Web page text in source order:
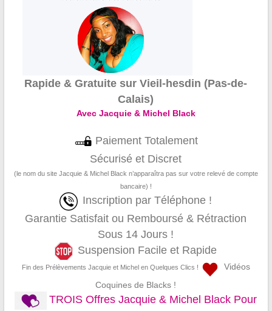
Rapide & Gratuite sur Vieil-hesdin (Pas-de-
Calais)
Avec Jacquie & Michel Black
Paiement Totalement
Sécurisé et Discret
(le nom du site Jacquie & Michel Black n’apparaîtra pas sur votre relevé de compte
bancaire) !
Inscription par Téléphone !
Garantie Satisfait ou Remboursé & Rétraction
Sous 14 Jours !
Suspension Facile et Rapide
Fin des Prélèvements Jacquie et Michel en Quelques Clics !
Vidéos
Coquines de Blacks !
TROIS Offres Jacquie & Michel Black Pour